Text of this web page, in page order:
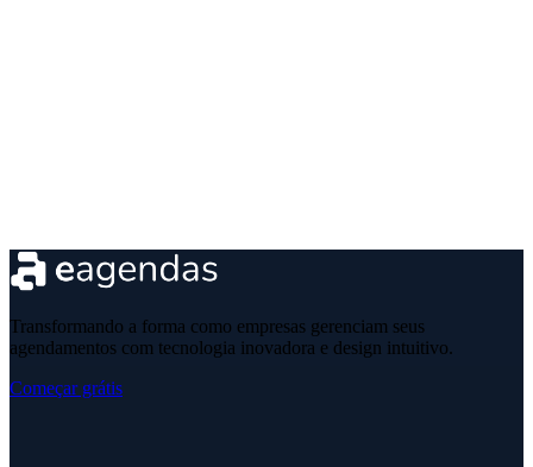
Transformando a forma como empresas gerenciam seus
agendamentos com tecnologia inovadora e design intuitivo.
Começar grátis